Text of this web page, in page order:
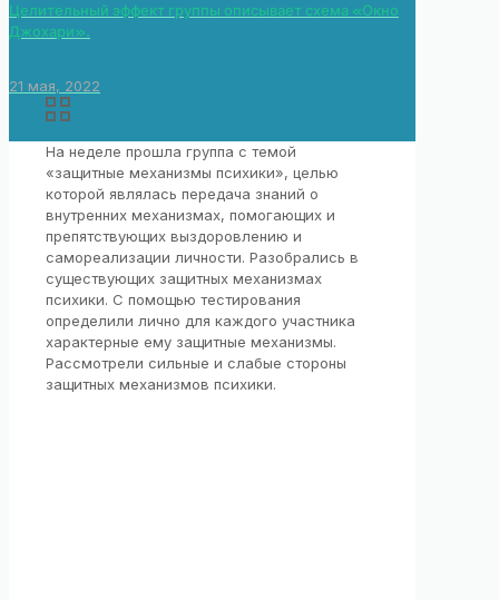
Целительный эффект группы описывает схема «Окно
Джохари».
21 мая, 2022
На неделе прошла группа с темой
«защитные механизмы психики», целью
которой являлась передача знаний о
внутренних механизмах, помогающих и
препятствующих выздоровлению и
самореализации личности. Разобрались в
существующих защитных механизмах
психики. С помощью тестирования
определили лично для каждого участника
характерные ему защитные механизмы.
Рассмотрели сильные и слабые стороны
защитных механизмов психики.